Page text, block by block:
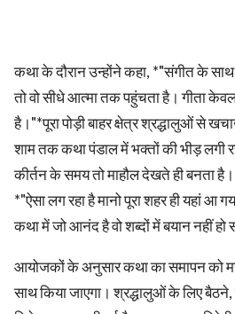
कथा के दौरान उन्होंने कहा, *"संगीत के साथ
तो वो सीधे आत्मा तक पहुंचता है। गीता
है।"*पूरा पोड़ी बाहर क्षेत्र श्रद्धालुओं से
शाम तक कथा पंडाल में भक्तों की भीड़
कीर्तन के समय तो माहौल देखते ही बनता है।
*"ऐसा लग रहा है मानो पूरा शहर ही यहां आ
कथा में जो आनंद है वो शब्दों में बयान नहीं
आयोजकों के अनुसार कथा का समापन को
साथ किया जाएगा। श्रद्धालुओं के लिए बैठने,